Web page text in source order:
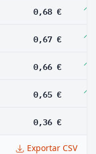
0,68 €
0,67 €
0,66 €
0,65 €
0,36 €
Exportar CSV